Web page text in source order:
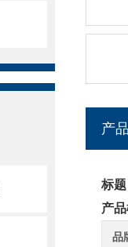
产
标
产
品